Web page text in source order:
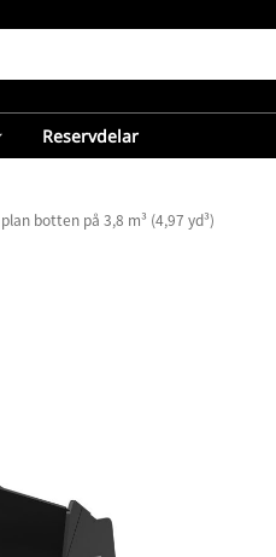
Reservdelar
botten på 3,8 m³ (4,97 yd³)